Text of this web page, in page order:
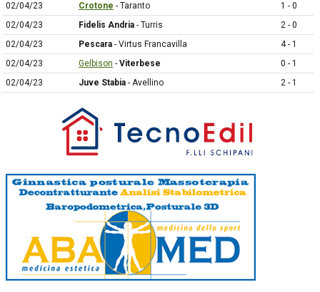
02/04/23
Crotone - Taranto
1 - 0
02/04/23
Fidelis Andria - Turris
2 - 0
02/04/23
Pescara - Virtus Francavilla
4 - 1
02/04/23
Gelbison - Viterbese
0 - 1
02/04/23
Juve Stabia - Avellino 2 - 1